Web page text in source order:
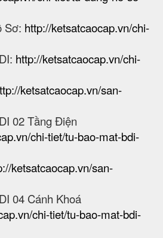
Sơ: http://ketsatcaocap.vn/chi-
http://ketsatcaocap.vn/chi-
ketsatcaocap.vn/san-
02 Tầng Điện
chi-tiet/tu-bao-mat-bdi-
ketsatcaocap.vn/san-
04 Cánh Khoá
chi-tiet/tu-bao-mat-bdi-